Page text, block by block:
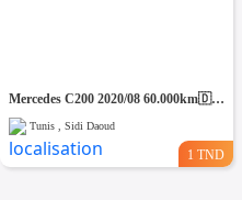
Mercedes C200 2020/08 60.000km🇩🇪 ⛔️ on accepte l échange des voitures
Tunis , Sidi Daoud
1 TND